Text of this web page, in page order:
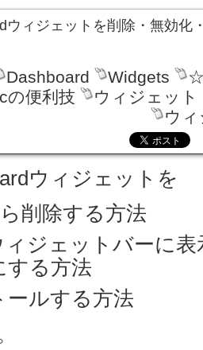
ウィジェットを削除・無効化
Dashboard Widgets
便利技
ウィジェット
ウ
ウィジェットを
削除する方法
ジェットバーに表
する方法
ールする方法